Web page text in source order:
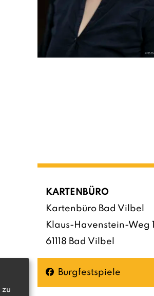
KARTENBÜRO
Kartenbüro Bad Vilbel
Klaus-Havenstein-Weg 1
61118 Bad Vilbel
Facebook
Burgfestspiele
zu